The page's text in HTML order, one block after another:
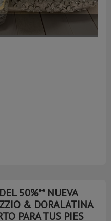
50%** NUEVA
& DORALATINA
PARA TUS PIES